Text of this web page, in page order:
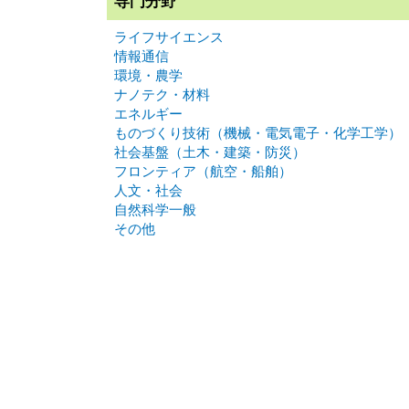
ライフサイエンス
情報通信
環境・農学
ナノテク・材料
エネルギー
ものづくり技術（機械・電気電子・化学工学）
社会基盤（土木・建築・防災）
フロンティア（航空・船舶）
人文・社会
自然科学一般
その他